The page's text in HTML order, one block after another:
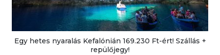
Egy hetes nyaralás Kefalónián 169.230 Ft-ért! Szállás +
repülőjegy!